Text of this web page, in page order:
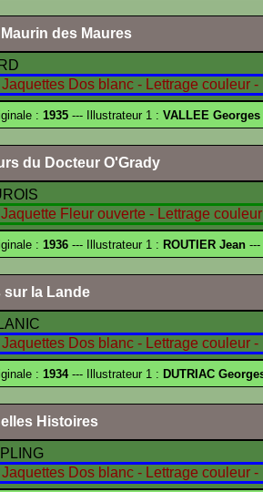
des Maures
: 1935 --- Illustrateur 1 : VALLEE Georges
du Docteur O'Grady
: 1936 --- Illustrateur 1 : ROUTIER Jean ---
sur la Lande
: 1934--- Illustrateur 1 : DUTRIAC
Histoires